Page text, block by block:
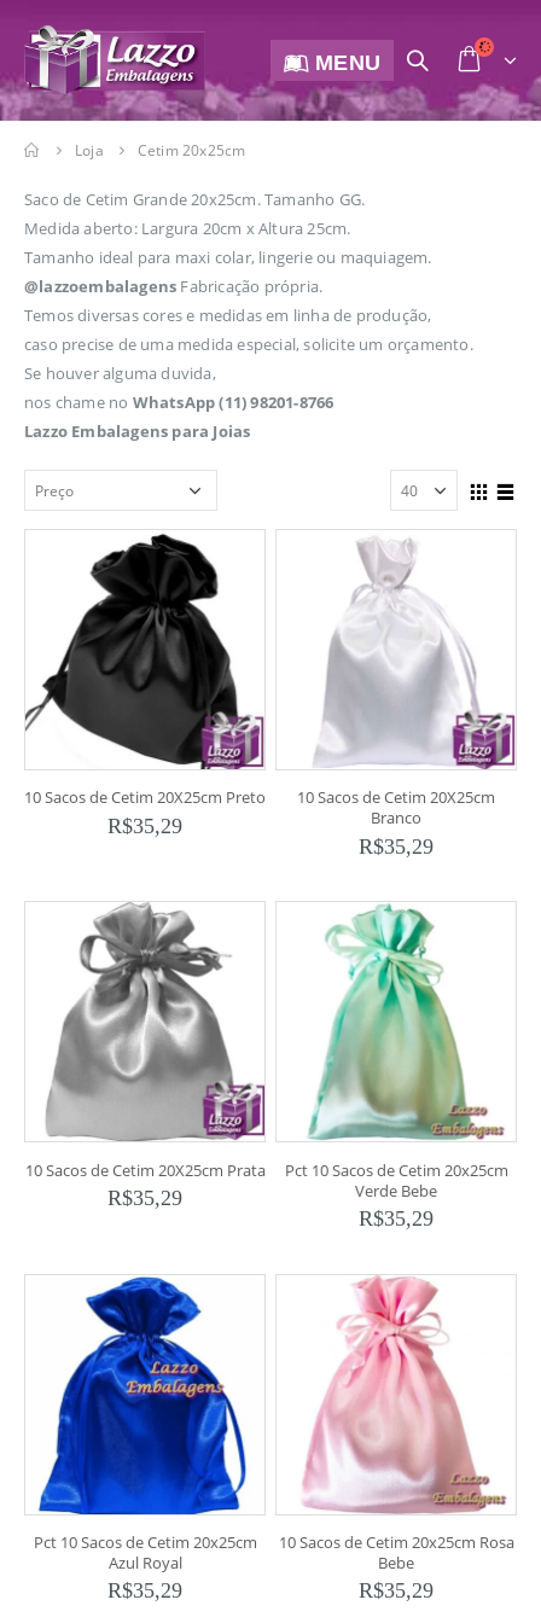
MENU
Loja Cetim 20x25cm
Saco de Cetim Grande 20x25cm. Tamanho GG.
Medida aberto: Largura 20cm x Altura 25cm.
Tamanho ideal para maxi colar, lingerie ou maquiagem.
@lazzoembalagens Fabricação própria.
Temos diversas cores e medidas em linha de produção,
caso precise de uma medida especial, solicite um orçamento.
Se houver alguma duvida,
nos chame no WhatsApp(11) 98201-8766
Lazzo Embalagens para Joias
10 Sacos de Cetim 20X25cm Preto
R$35,29
10 Sacos de Cetim 20X25cm
Branco
R$35,29
10 Sacos de Cetim 20X25cm Prata
R$35,29
Pct 10 Sacos de Cetim 20x25cm
Verde Bebe
R$35,29
Pct 10 Sacos de Cetim 20x25cm
Azul Royal
R$35,29
10 Sacos de Cetim 20x25cm Rosa
Bebe
R$35,29